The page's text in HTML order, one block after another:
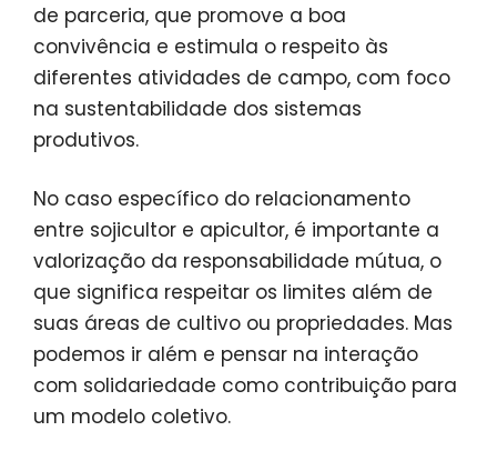
de parceria, que promove a boa
convivência e estimula o respeito às
diferentes atividades de campo, com foco
na sustentabilidade dos sistemas
produtivos.
No caso específico do relacionamento
entre sojicultor e apicultor, é importante a
valorização da responsabilidade mútua, o
que significa respeitar os limites além de
suas áreas de cultivo ou propriedades. Mas
podemos ir além e pensar na interação
com solidariedade como contribuição para
um modelo coletivo.